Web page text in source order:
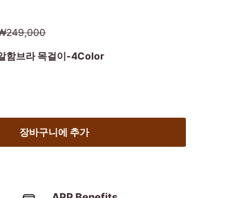
함브라 목걸이-4Color
장바구니에 추가